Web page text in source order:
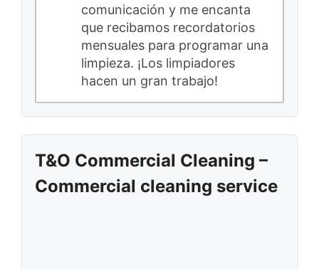
comunicación y me encanta
que recibamos recordatorios
mensuales para programar una
limpieza. ¡Los limpiadores
hacen un gran trabajo!
T&O Commercial Cleaning –
Commercial cleaning service